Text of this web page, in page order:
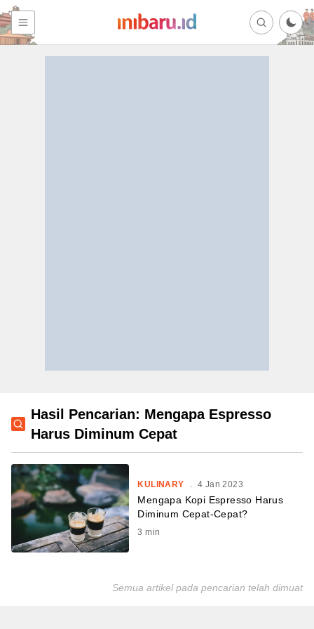
Hasil Pencarian: Mengapa Espresso
Harus Diminum Cepat
KULINARY . 4 Jan 2023
Mengapa Kopi Espresso Harus
Diminum Cepat-Cepat?
3 min
Semua artikel pada pencarian telah dimuat